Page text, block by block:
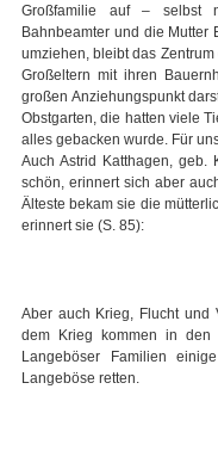
Großfamilie auf – selbst
Bahnbeamter und die Mutter
umziehen, bleibt das
Großeltern mit ihren
großen Anziehungspunkt
Obstgarten, die hatten viele
alles gebacken wurde. Für
Auch Astrid Katthagen,
schön, erinnert sich aber
Älteste bekam sie die
erinnert sie (S. 85):
Aber auch Krieg, Flucht und
dem Krieg kommen in den
Langeböser Familien
Langeböse retten.